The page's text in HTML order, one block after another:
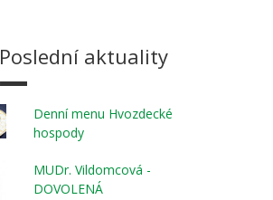
Poslední aktuality
Denní menu Hvozdecké
hospody
MUDr. Vildomcová -
DOVOLENÁ